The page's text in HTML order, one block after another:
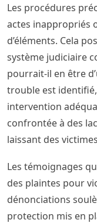
Les procédures
actes inappropriés
d’éléments. Cela
système judiciaire
pourrait-il en être
trouble est identifié,
intervention
confrontée à des
laissant des
Les témoignages
des plaintes pour
dénonciations
protection mis en